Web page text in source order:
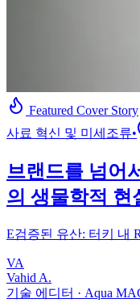
Featured Cover Story
사료 혁신 및 미세조류•
브랜드를 넘어
의 생물학적 현
E검증된 유산: 터키 내
VA
Vahid A.
기술 에디터 · Aqua